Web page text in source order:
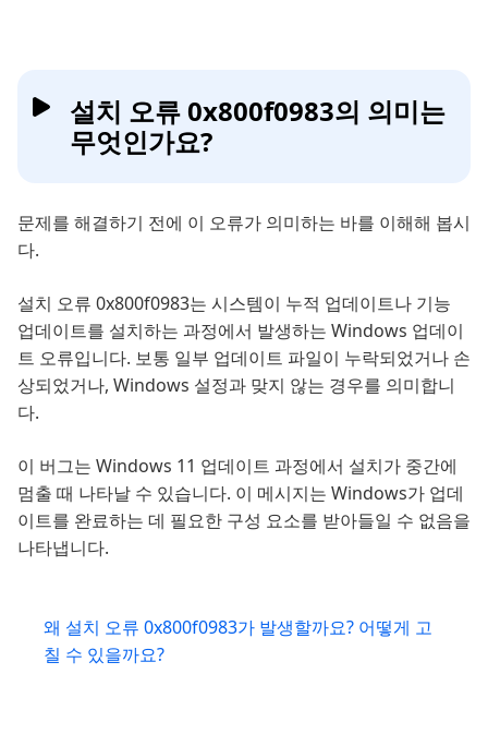
설치 오류 0x800f0983의 의미는
무엇인가요?
문제를 해결하기 전에 이 오류가 의미하는 바를 이해해 봅시
다.
설치 오류 0x800f0983는 시스템이 누적 업데이트나 기능
업데이트를 설치하는 과정에서 발생하는 Windows 업데이
트 오류입니다. 보통 일부 업데이트 파일이 누락되었거나 손
상되었거나, Windows 설정과 맞지 않는 경우를 의미합니
다.
이 버그는 Windows 11 업데이트 과정에서 설치가 중간에
멈출 때 나타날 수 있습니다. 이 메시지는 Windows가 업데
이트를 완료하는 데 필요한 구성 요소를 받아들일 수 없음을
나타냅니다.
왜 설치 오류 0x800f0983가 발생할까요? 어떻게 고
칠 수 있을까요?